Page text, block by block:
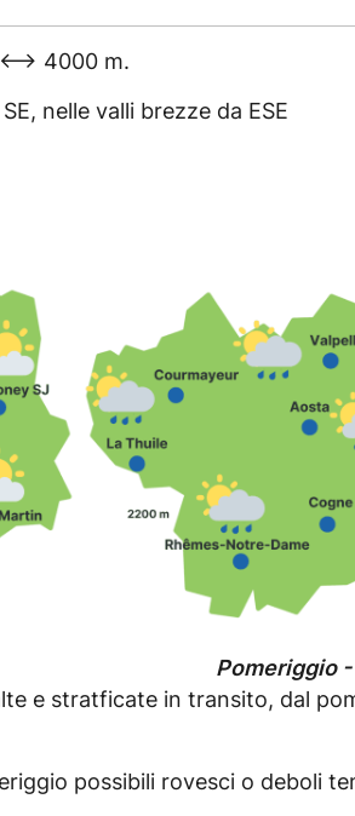
4000 m.
nelle valli brezze da ESE
Pomeriggio
e stratficate in transito, dal
possibili rovesci o deboli